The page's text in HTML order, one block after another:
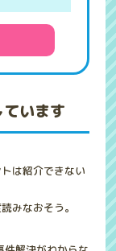
います
は紹介できない
みなおそう。